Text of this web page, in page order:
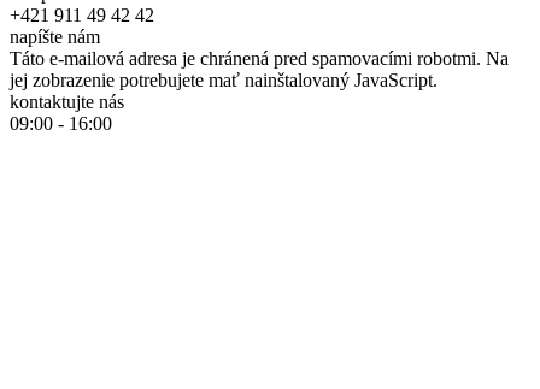
+421 911 49 42 42
napíšte nám
Táto e-mailová adresa je chránená pred spamovacími robotmi. Na
jej zobrazenie potrebujete mať nainštalovaný JavaScript.
kontaktujte nás
09:00 - 16:00